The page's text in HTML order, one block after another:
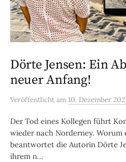
Dörte Jensen: Ein
neuer Anfang!
Veröffentlicht am 10. Dezember
Der Tod eines Kollegen führt
wieder nach Norderney. Worum
beantwortet die Autorin Dörte
ihrem n...